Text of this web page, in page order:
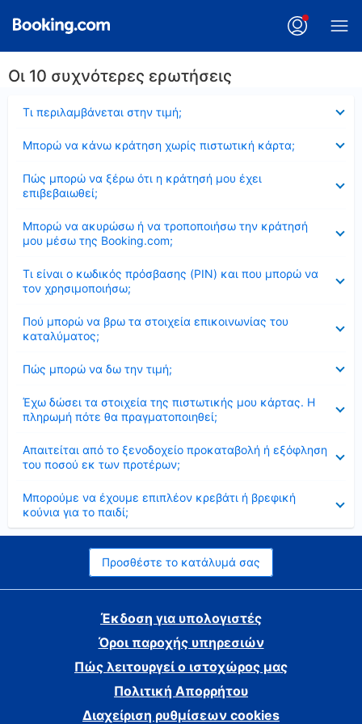
Οι 10 συχνότερες ερωτήσεις
Τι περιλαμβάνεται στην τιμή;
Μπορώ να κάνω κράτηση χωρίς πιστωτική κάρτα;
Πώς μπορώ να ξέρω ότι η κράτησή μου έχει
επιβεβαιωθεί;
Μπορώ να ακυρώσω ή να τροποποιήσω την κράτησή
μου μέσω της Booking.com;
Τι είναι ο κωδικός πρόσβασης (PIN) και που μπορώ να
τον χρησιμοποιήσω;
Πού μπορώ να βρω τα στοιχεία επικοινωνίας του
καταλύματος;
Πώς μπορώ να δω την τιμή;
Έχω δώσει τα στοιχεία της πιστωτικής μου κάρτας. Η
πληρωμή πότε θα πραγματοποιηθεί;
Απαιτείται από το ξενοδοχείο προκαταβολή ή εξόφληση
του ποσού εκ των προτέρων;
Μπορούμε να έχουμε επιπλέον κρεβάτι ή βρεφική
κούνια για το παιδί;
Προσθέστε το κατάλυμά σας
Έκδοση για υπολογιστές
Όροι παροχής υπηρεσιών
Πώς λειτουργεί ο ιστοχώρος μας
Πολιτική Απορρήτου
Διαχείριση ρυθμίσεων cookies